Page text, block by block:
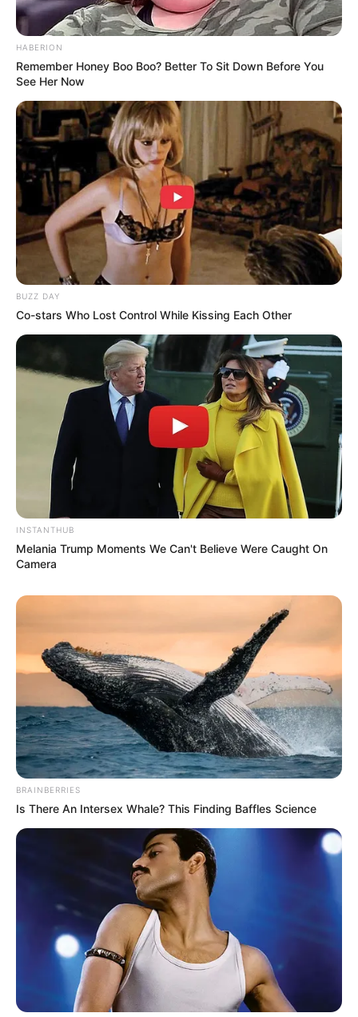
dapat menjadi bahan pertimbangan dan menjadi solusi bagi kamu
yang ingin mengunduh video TikTok tanpa watermark. Selamat
mencoba!
TAGS APLIKASI ANDROID
TIKTOK DOWNLOADER
HABERION
Remember Honey Boo Boo? Better To Sit Down Before You
See Her Now
BUZZ DAY
Co-stars Who Lost Control While Kissing Each Other
INSTANTHUB
Melania Trump Moments We Can't Believe Were Caught On
Camera
BRAINBERRIES
Is There An Intersex Whale? This Finding Baffles Science